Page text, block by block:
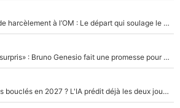
Climat toxique et affaire de harcèlement à l’OM : Le départ qui soulage le vestiaire de Bruno Genesio
«Très, très agréablement surpris» : Bruno Genesio fait une promesse pour la suite du mercato de l’OM et rassure les supporters
PSG : Deux gros transferts bouclés en 2027 ? L'IA prédit déjà les deux joueurs qui pourraient rejoindre Luis Enrique !